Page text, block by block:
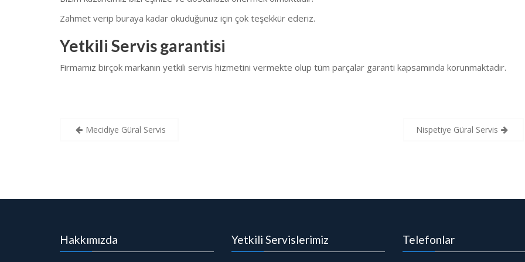
Zahmet verip buraya kadar okuduğunuz için çok teşekkür ederiz.
Yetkili Servis garantisi
Firmamız birçok markanın yetkili servis hizmetini vermekte olup tüm parçalar garanti kapsamında korunmaktadır.
YazıMecidiye Güral Servis Nispetiye Güral Servis
Hakkımızda Yetkili Servislerimiz Telefonlar